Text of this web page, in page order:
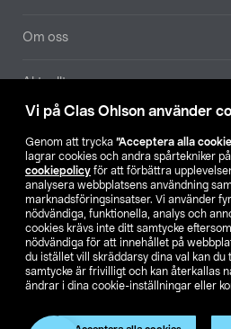
Vi på Clas Ohlson använder
Genom att trycka ”Acceptera alla
lagrar cookies och andra spårtekniker
cookiepolicy för att förbättra
analysera webbplatsens användning
marknadsföringsinsatser. Vi använder
nödvändiga, funktionella, analys och
cookies krävs inte ditt samtycke
nödvändiga för att innehållet på
du istället vill skräddarsy dina val kan du
samtycke är frivilligt och kan återkallas
ändrar i dina cookie-inställningar eller
Om oss
Aktuellt
Hitta
SE NO